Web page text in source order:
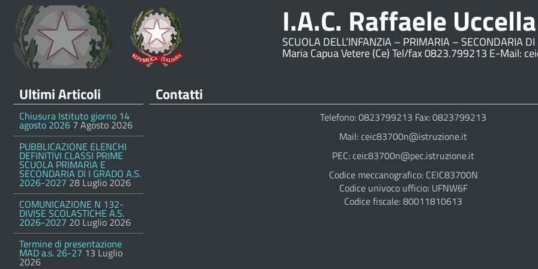
I.A.C. Raffaele Uccella
SCUOLA DELL’INFANZIA – PRIMARIA –
Maria Capua Vetere (Ce) Tel/fax 0823.799213 E-Mail:
Ultimi Articoli
Chiusura Istituto giorno 14
agosto 2026 7 Agosto 2026
PUBBLICAZIONE ELENCHI
DEFINITIVI CLASSI PRIME
SCUOLA PRIMARIA E
SECONDARIA DI I GRADO A.S.
2026-2027 28 Luglio 2026
COMUNICAZIONE N 132-
DIVISE SCOLASTICHE A.S.
2026-2027 20 Luglio 2026
Termine di presentazione
MAD a.s. 26-27 13 Luglio
2026
Contatti
Telefono: 0823799213 Fax: 0823799213
Mail: ceic83700n@istruzione.it
PEC: ceic83700n@pec.istruzione.it
Codice meccanografico: CEIC83700N
Codice univoco ufficio: UFNW6F
Codice fiscale: 80011810613